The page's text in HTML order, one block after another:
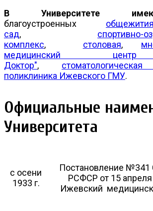
В Университете
благоустроенных общежития
сад, спортивно-
комплекс, столовая,
медицинский
Доктор",
поликлиника Ижевского ГМУ.
Официальные
Университета
с осени
1933 г.
Постановление №341
РСФСР от 15 апреля
Ижевский